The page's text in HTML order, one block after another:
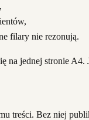
filary nie rezonują.
na jednej stronie
treści. Bez niej